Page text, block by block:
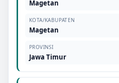
Magetan
KOTA/KABUPATEN
Magetan
PROVINSI
Jawa Timur